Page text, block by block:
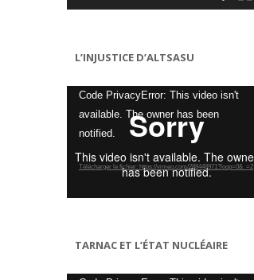
L’INJUSTICE D’ALTSASU
Lecteur
vidéo
Code PrivacyError: This video isn't
available. The owner has been
notified.
Télécharger le fichier: https://vimeo.com/288448971?loop=0&_=2
TARNAC ET L’ÉTAT NUCLÉAIRE